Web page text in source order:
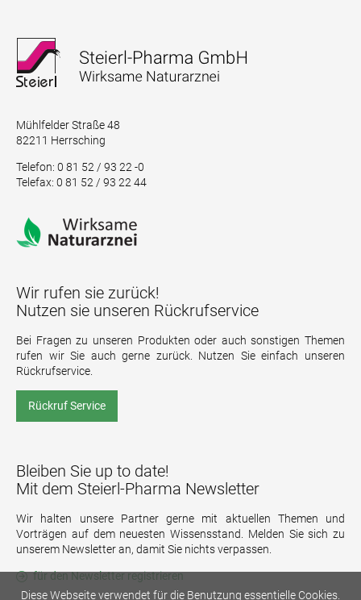
Mühlfelder Straße 48
82211 Herrsching
Telefon: 0 81 52 / 93 22 -0
Telefax: 0 81 52 / 93 22 44
Wir rufen sie zurück!
Nutzen sie unseren Rückrufservice
Bei Fragen zu unseren Produkten oder auch sonstigen Themen
rufen wir Sie auch gerne zurück. Nutzen Sie einfach unseren
Rückrufservice.
Rückruf Service
Bleiben Sie up to date!
Mit dem Steierl-Pharma Newsletter
Wir halten unsere Partner gerne mit aktuellen Themen und
Vorträgen auf dem neuesten Wissensstand. Melden Sie sich zu
unserem Newsletter an, damit Sie nichts verpassen.
für den Newsletter registrieren
Diese Webseite verwendet für die Benutzung essentielle Cookies.